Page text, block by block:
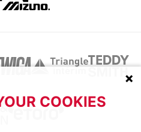
COOKIES